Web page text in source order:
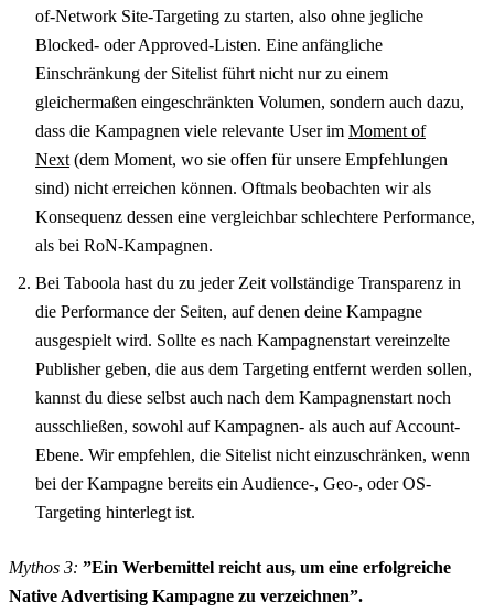
of-Network Site-Targeting zu starten, also ohne jegliche
Blocked- oder Approved-Listen. Eine anfängliche
Einschränkung der Sitelist führt nicht nur zu einem
gleichermaßen eingeschränkten Volumen, sondern auch dazu,
dass die Kampagnen viele relevante User im Moment of
Next(dem Moment, wo sie offen für unsere Empfehlungen
sind) nicht erreichen können. Oftmals beobachten wir als
Konsequenz dessen eine vergleichbar schlechtere Performance,
als bei RoN-Kampagnen.
Bei Taboola hast du zu jeder Zeit vollständige Transparenz in
die Performance der Seiten, auf denen deine Kampagne
ausgespielt wird. Sollte es nach Kampagnenstart vereinzelte
Publisher geben, die aus dem Targeting entfernt werden sollen,
kannst du diese selbst auch nach dem Kampagnenstart noch
ausschließen, sowohl auf Kampagnen- als auch auf Account-
Ebene. Wir empfehlen, die Sitelist nicht einzuschränken, wenn
bei der Kampagne bereits ein Audience-, Geo-, oder OS-
Targeting hinterlegt ist.
Mythos 3: ”Ein Werbemittel reicht aus, um eine erfolgreiche
Native Advertising Kampagne zu verzeichnen”.